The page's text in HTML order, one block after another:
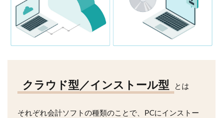
クラウド型／インストール型 とは
それぞれ会計ソフトの種類のことで、PCにインストー